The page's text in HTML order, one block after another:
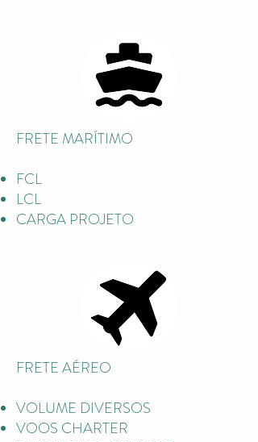
FRETE MARÍTIMO
FCL
LCL
CARGA PROJETO
FRETE AÉREO
VOLUME DIVERSOS
VOOS CHARTER